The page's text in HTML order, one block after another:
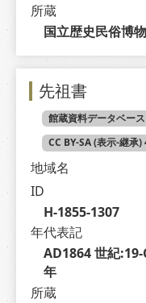
所蔵
国立歴史民俗博
先祖書
館蔵資料データベース
CC BY-SA (表示-継承)
地域名
ID
H-1855-1307
年代表記
AD1864 世紀:19-
年
所蔵